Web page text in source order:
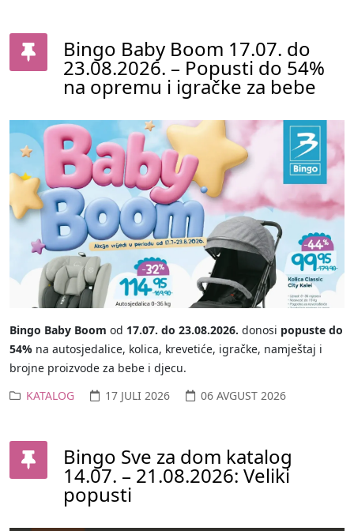
Bingo Baby Boom 17.07. do
23.08.2026. – Popusti do 54%
na opremu i igračke za bebe
Bingo Baby Boom od 17.07. do 23.08.2026. donosi popuste do
54% na autosjedalice, kolica, krevetiće, igračke, namještaj i
brojne proizvode za bebe i djecu.
KATALOG
17 JULI 2026 06 AVGUST 2026
Bingo Sve za dom katalog
14.07. – 21.08.2026: Veliki
popusti